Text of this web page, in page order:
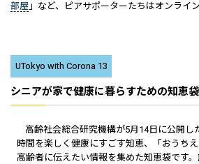
部屋 」など、ピアサポーターたちはオンライ
UTokyo with Corona 13
シニアが家で健康に暮らすための知恵
高齢社会総合研究機構が5月14日に公開し
時間を楽しく健康にすごす知恵、「おうち
高齢者に伝えたい情報を集めた知恵袋です